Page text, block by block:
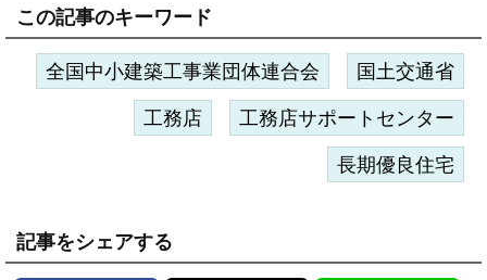
この記事のキーワード
全国中小建築工事業団体連合会 国土交通省
工務店 工務店サポートセンター
長期優良住宅
記事をシェアする